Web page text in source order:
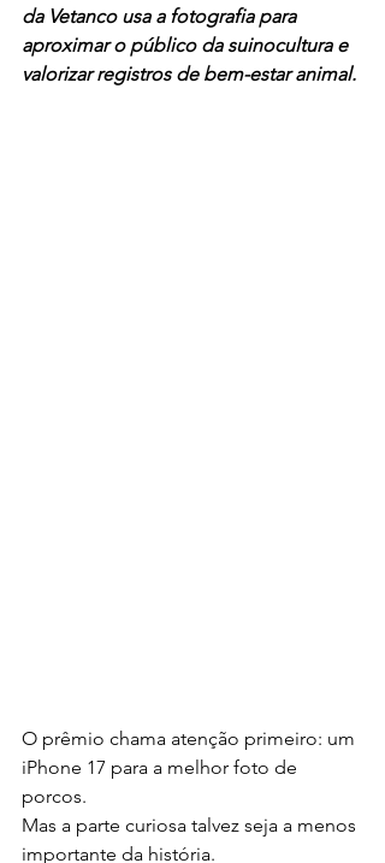
da Vetanco usa a fotografia para
aproximar o público da suinocultura e
valorizar registros de bem-estar animal.
O prêmio chama atenção primeiro: um
iPhone 17 para a melhor foto de
porcos.
Mas a parte curiosa talvez seja a menos
importante da história.